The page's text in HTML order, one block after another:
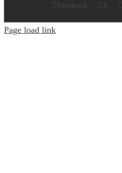
Facebook X
Page load link